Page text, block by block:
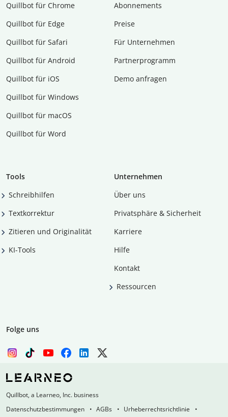
Quillbot für Chrome
Quillbot für Edge
Quillbot für Safari
Quillbot für Android
Quillbot für iOS
Quillbot für Windows
Quillbot für macOS
Quillbot für Word
Abon­ne­ments
Preise
Für Unternehmen
Partnerprogramm
Demo anfragen
Tools
Schreibhilfen
Textkorrektur
Zitieren und Originalität
KI-Tools
Unternehmen
Über uns
Privatsphäre & Sicherheit
Karriere
Hilfe
Kontakt
Ressourcen
Folge uns
Quillbot, a Learneo, Inc. business
Datenschutzbestimmungen
AGBs
Urheberrechtsrichtlinie